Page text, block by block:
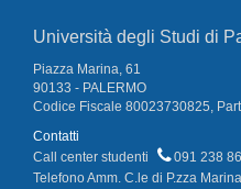
Università degli Studi di
Piazza Marina, 61
90133 - PALERMO
Codice Fiscale 80023730825,
Contatti
Call center studenti
091 238
Telefono Amm. C.le di P.zza